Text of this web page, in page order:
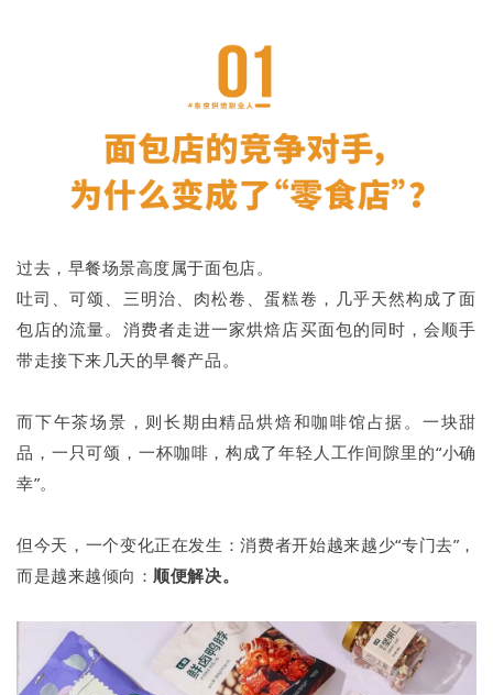
过去，早餐场景高度属于面包店。
吐司、可颂、三明治、肉松卷、蛋糕卷，几乎天然构成了面
包店的流量。消费者走进一家烘焙店买面包的同时，会顺手
带走接下来几天的早餐产品。
而下午茶场景，则长期由精品烘焙和咖啡馆占据。一块甜
品，一只可颂，一杯咖啡，构成了年轻人工作间隙里的“小确
幸”。
但今天，一个变化正在发生：消费者开始越来越少“专门去”，
而是越来越倾向： 顺便解决。